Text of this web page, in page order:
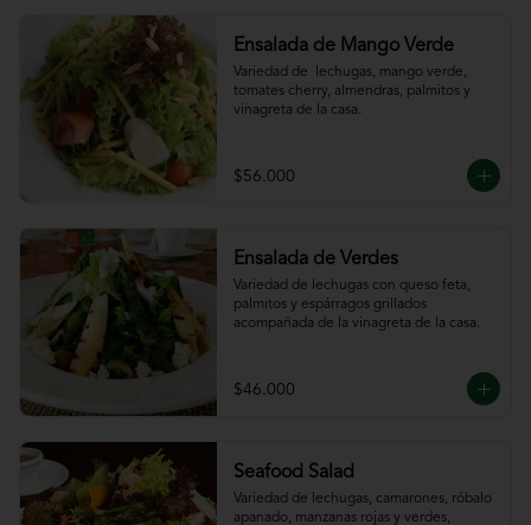
Ensalada de Mango Verde
Variedad de  lechugas, mango verde,
tomates cherry, almendras, palmitos y
vinagreta de la casa.
$56.000
Ensalada de Verdes
Variedad de lechugas con queso feta,
palmitos y espárragos grillados
acompañada de la vinagreta de la casa.
$46.000
Seafood Salad
Variedad de lechugas, camarones, róbalo
apanado, manzanas rojas y verdes,